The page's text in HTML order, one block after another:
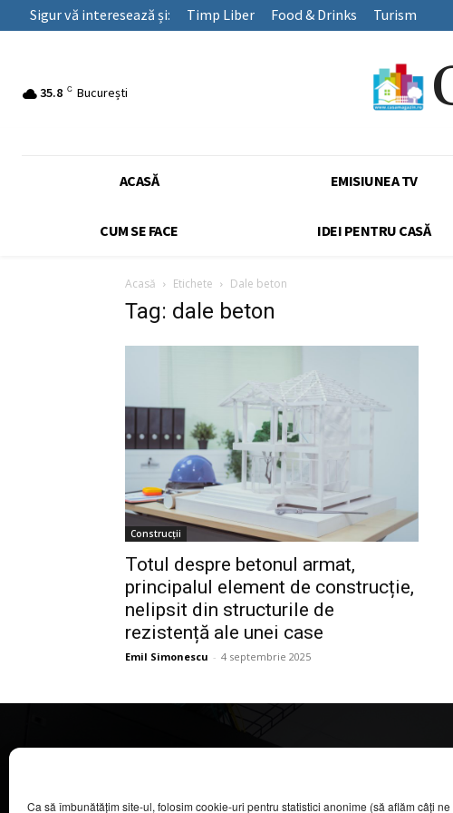
Ca să îmbunătățim site-ul, folosim cookie-uri pentru statistici anonime (să aflăm câți
Sigur vă interesează și: Timp Liber Food & Drinks Turism
35.8 C București
ACASĂ EMISIUNEA TV
CUM SE FACE IDEI PENTRU CASĂ
Acasă Etichete Dale beton
Tag: dale beton
Construcții
Totul despre betonul armat,
principalul element de construcție,
nelipsit din structurile de
rezistență ale unei case
Emil Simonescu - 4 septembrie 2025